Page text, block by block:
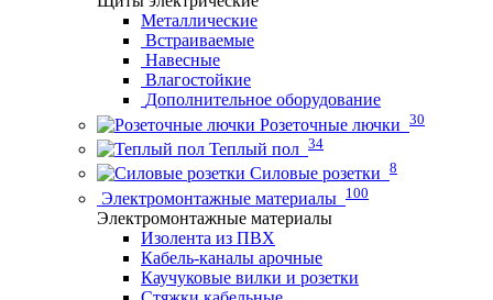
Металлические
Встраиваемые
Навесные
Влагостойкие
Дополнительное оборудование
Розеточные лючки 30
Теплый пол 34
Силовые розетки 8
Электромонтажные материалы 100
Электромонтажные материалы
Изолента из ПВХ
Кабель-каналы арочные
Каучуковые вилки и розетки